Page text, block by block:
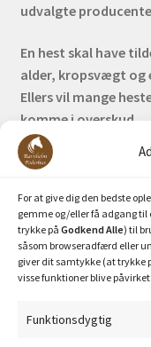
For at give dig den bedste
gemme og/eller få adgang til
trykke på Godkend Alle) til
såsom browseradfærd eller
giver dit samtykke (at trykke
visse funktioner blive
Funktionsdygtig
udvalgte
En hest skal have
alder, kropsvægt og
Ellers vil mange
komme i overskud.
Bank: Nordea / Reg: